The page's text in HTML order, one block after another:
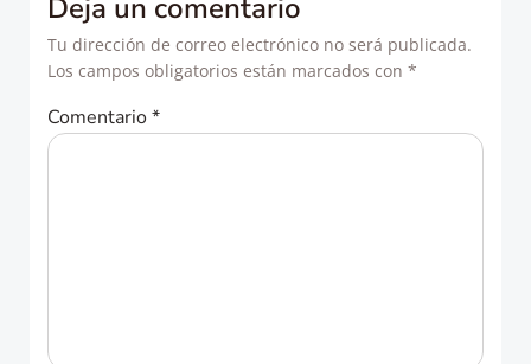
Deja un comentario
Tu dirección de correo electrónico no será publicada.
Los campos obligatorios están marcados con *
Comentario*